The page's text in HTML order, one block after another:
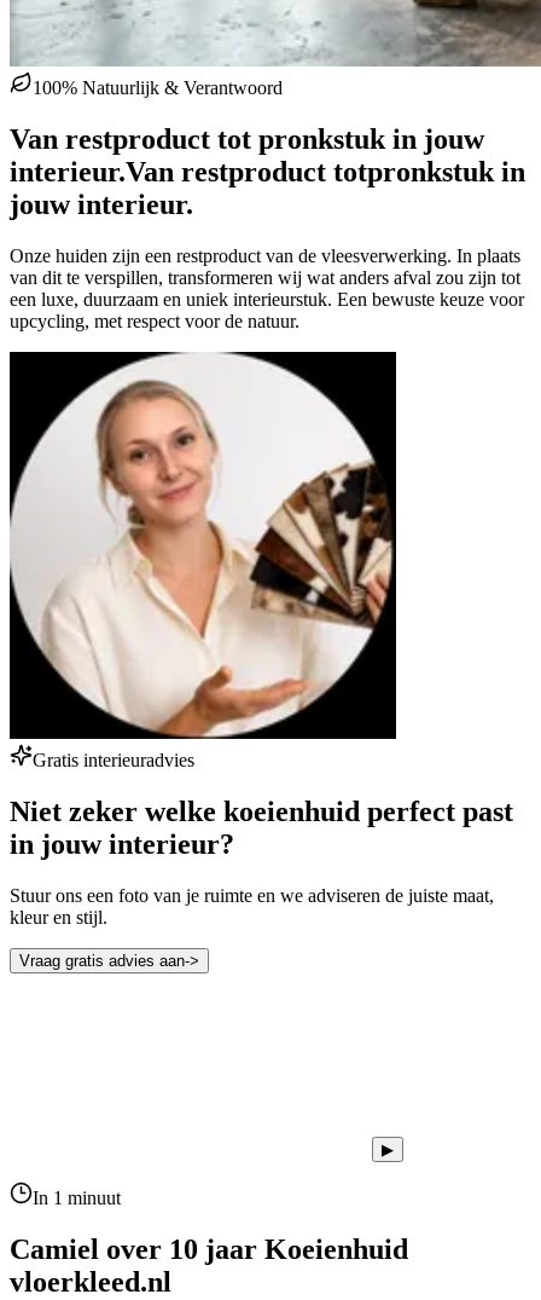
100% Natuurlijk & Verantwoord
Van restproduct tot pronkstuk in jouw
interieur.Van restproduct totpronkstuk in
jouw interieur.
Onze huiden zijn een restproduct van de vleesverwerking. In plaats
van dit te verspillen, transformeren wij wat anders afval zou zijn tot
een luxe, duurzaam en uniek interieurstuk. Een bewuste keuze voor
upcycling, met respect voor de natuur.
Gratis interieuradvies
Niet zeker welke koeienhuid perfect past
in jouw interieur?
Stuur ons een foto van je ruimte en we adviseren de juiste maat,
kleur en stijl.
Vraag gratis advies aan->
▶
In 1 minuut
Camiel over 10 jaar Koeienhuid
vloerkleed.nl